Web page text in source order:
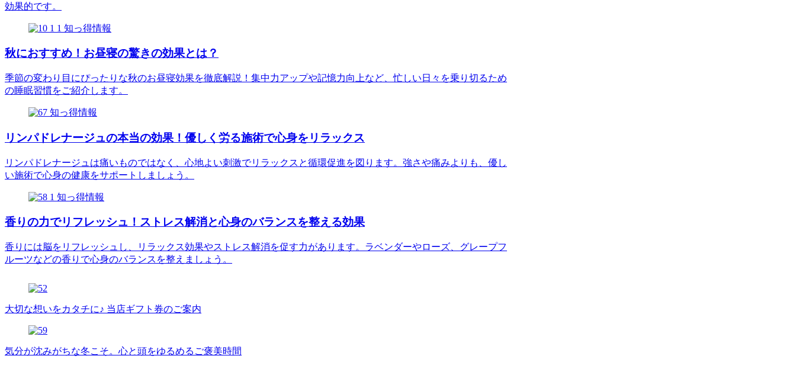
効果的です。
知っ得情報
秋におすすめ！お昼寝の驚きの効果とは？
季節の変わり目にぴったりな秋のお昼寝効果を徹底解説！集中力アップや記憶力向上など、忙しい日々を乗り切るため
の睡眠習慣をご紹介します。
知っ得情報
リンパドレナージュの本当の効果！優しく労る施術で心身をリラックス
リンパドレナージュは痛いものではなく、心地よい刺激でリラックスと循環促進を図ります。強さや痛みよりも、優し
い施術で心身の健康をサポートしましょう。
知っ得情報
香りの力でリフレッシュ！ストレス解消と心身のバランスを整える効果
香りには脳をリフレッシュし、リラックス効果やストレス解消を促す力があります。ラベンダーやローズ、グレープフ
ルーツなどの香りで心身のバランスを整えましょう。
大切な想いをカタチに♪ 当店ギフト券のご案内
気分が沈みがちな冬こそ。心と頭をゆるめるご褒美時間